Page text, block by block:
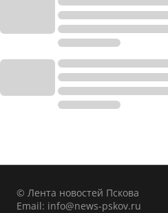
© Лента новостей Пскова
Email: info@news-pskov.ru